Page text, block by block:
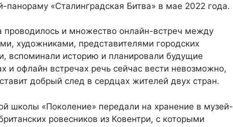
панораму «Сталинградская Битва» в мае 2022 года.
проводилось и множество онлайн-встреч между
художниками, представителями городских
вспоминали историю и планировали будущие
и офлайн встречах речь сейчас вести невозможно,
добрый след в сердцах жителей двух стран.
школы «Поколение» передали на хранение в музей-
ровесников из Ковентри, с которыми